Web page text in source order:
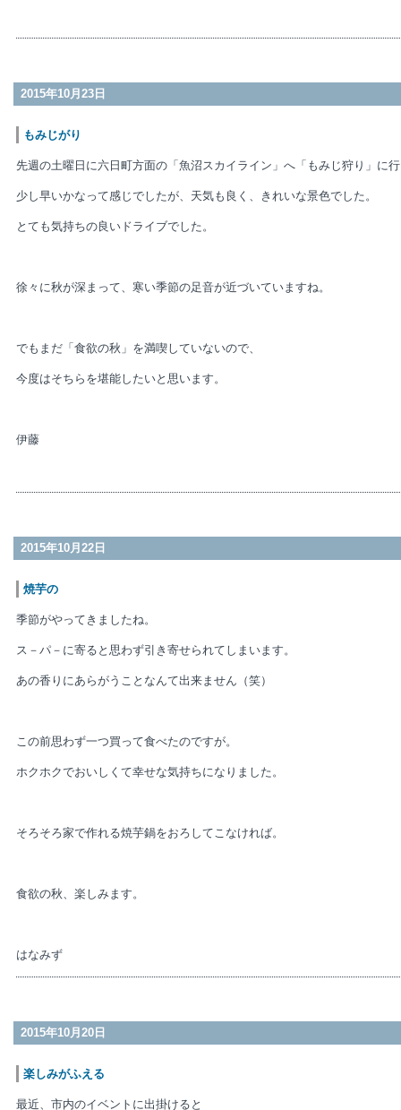
2015年10月23日
もみじがり
先週の土曜日に六日町方面の「魚沼スカイライン」へ「もみじ狩り」に
少し早いかなって感じでしたが、天気も良く、きれいな景色でした。
とても気持ちの良いドライブでした。
徐々に秋が深まって、寒い季節の足音が近づいていますね。
でもまだ「食欲の秋」を満喫していないので、
今度はそちらを堪能したいと思います。
伊藤
2015年10月22日
焼芋の
季節がやってきましたね。
ス－パ－に寄ると思わず引き寄せられてしまいます。
あの香りにあらがうことなんて出来ません（笑）
この前思わず一つ買って食べたのですが。
ホクホクでおいしくて幸せな気持ちになりました。
そろそろ家で作れる焼芋鍋をおろしてこなければ。
食欲の秋、楽しみます。
はなみず
2015年10月20日
楽しみがふえる
最近、市内のイベントに出掛けると